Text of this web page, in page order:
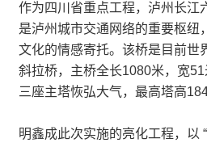
作为四川省重点工程，泸州长江
是泸州城市交通网络的重要枢纽
文化的情感寄托。该桥是目前世
斜拉桥，主桥全长1080米，宽
三座主塔恢弘大气，最高塔高
明鑫成此次实施的亮化工程，以